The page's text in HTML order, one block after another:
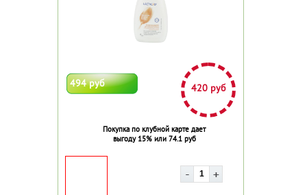
494 руб 420 руб
Покупка по клубной карте дает
выгоду 15% или 74.1 руб